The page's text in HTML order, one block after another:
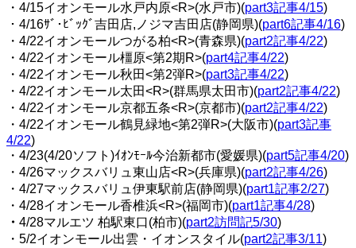
・4/15イオンモール水戸内原<R>(水戸市)(part3記事4/15)
・4/16ｻﾞ･ﾋﾞｯｸﾞ吉田店,ノジマ吉田店(静岡県)(part6記事4/16)
・4/22イオンモールつがる柏<R>(青森県)(part2記事4/22)
・4/22イオンモール橿原<第2期R>(part4記事4/22)
・4/22イオンモール秋田<第2弾R>(part3記事4/22)
・4/22イオンモール太田<R>(群馬県太田市)(part2記事4/22)
・4/22イオンモール京都五条<R>(京都市)(part2記事4/22)
・4/22イオンモール鶴見緑地<第2弾R>(大阪市)(part3記事
4/22)
・4/23(4/20ソフト)ｲｵﾝﾓｰﾙ今治新都市(愛媛県)(part5記事4/20)
・4/26マックスバリュ東山店<R>(兵庫県)(part2記事4/26)
・4/27マックスバリュ伊東駅前店(静岡県)(part1記事2/27)
・4/28イオンモール香椎浜<R>(福岡市)(part1記事4/28)
・ 4/28マルエツ 柏駅東口(柏市)(part2訪問記5/30)
・5/2イオンモール出雲・イオンスタイル(part2記事3/11)